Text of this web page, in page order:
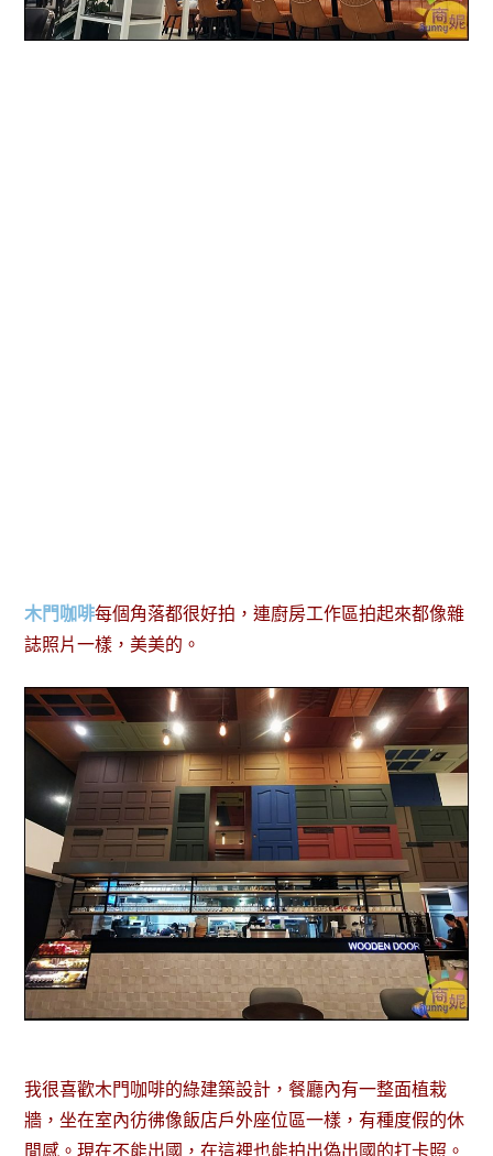
木門咖啡每個角落都很好拍，連廚房工作區拍起來都像雜
誌照片一樣，美美的。
我很喜歡木門咖啡的綠建築設計，餐廳內有一整面植栽
牆，坐在室內彷彿像飯店戶外座位區一樣，有種度假的休
閒感。現在不能出國，在這裡也能拍出偽出國的打卡照。